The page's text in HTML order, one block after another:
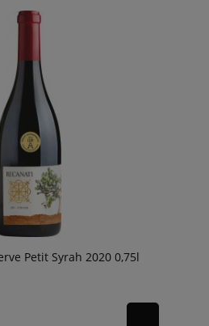
Petit Syrah 2020 0,75l